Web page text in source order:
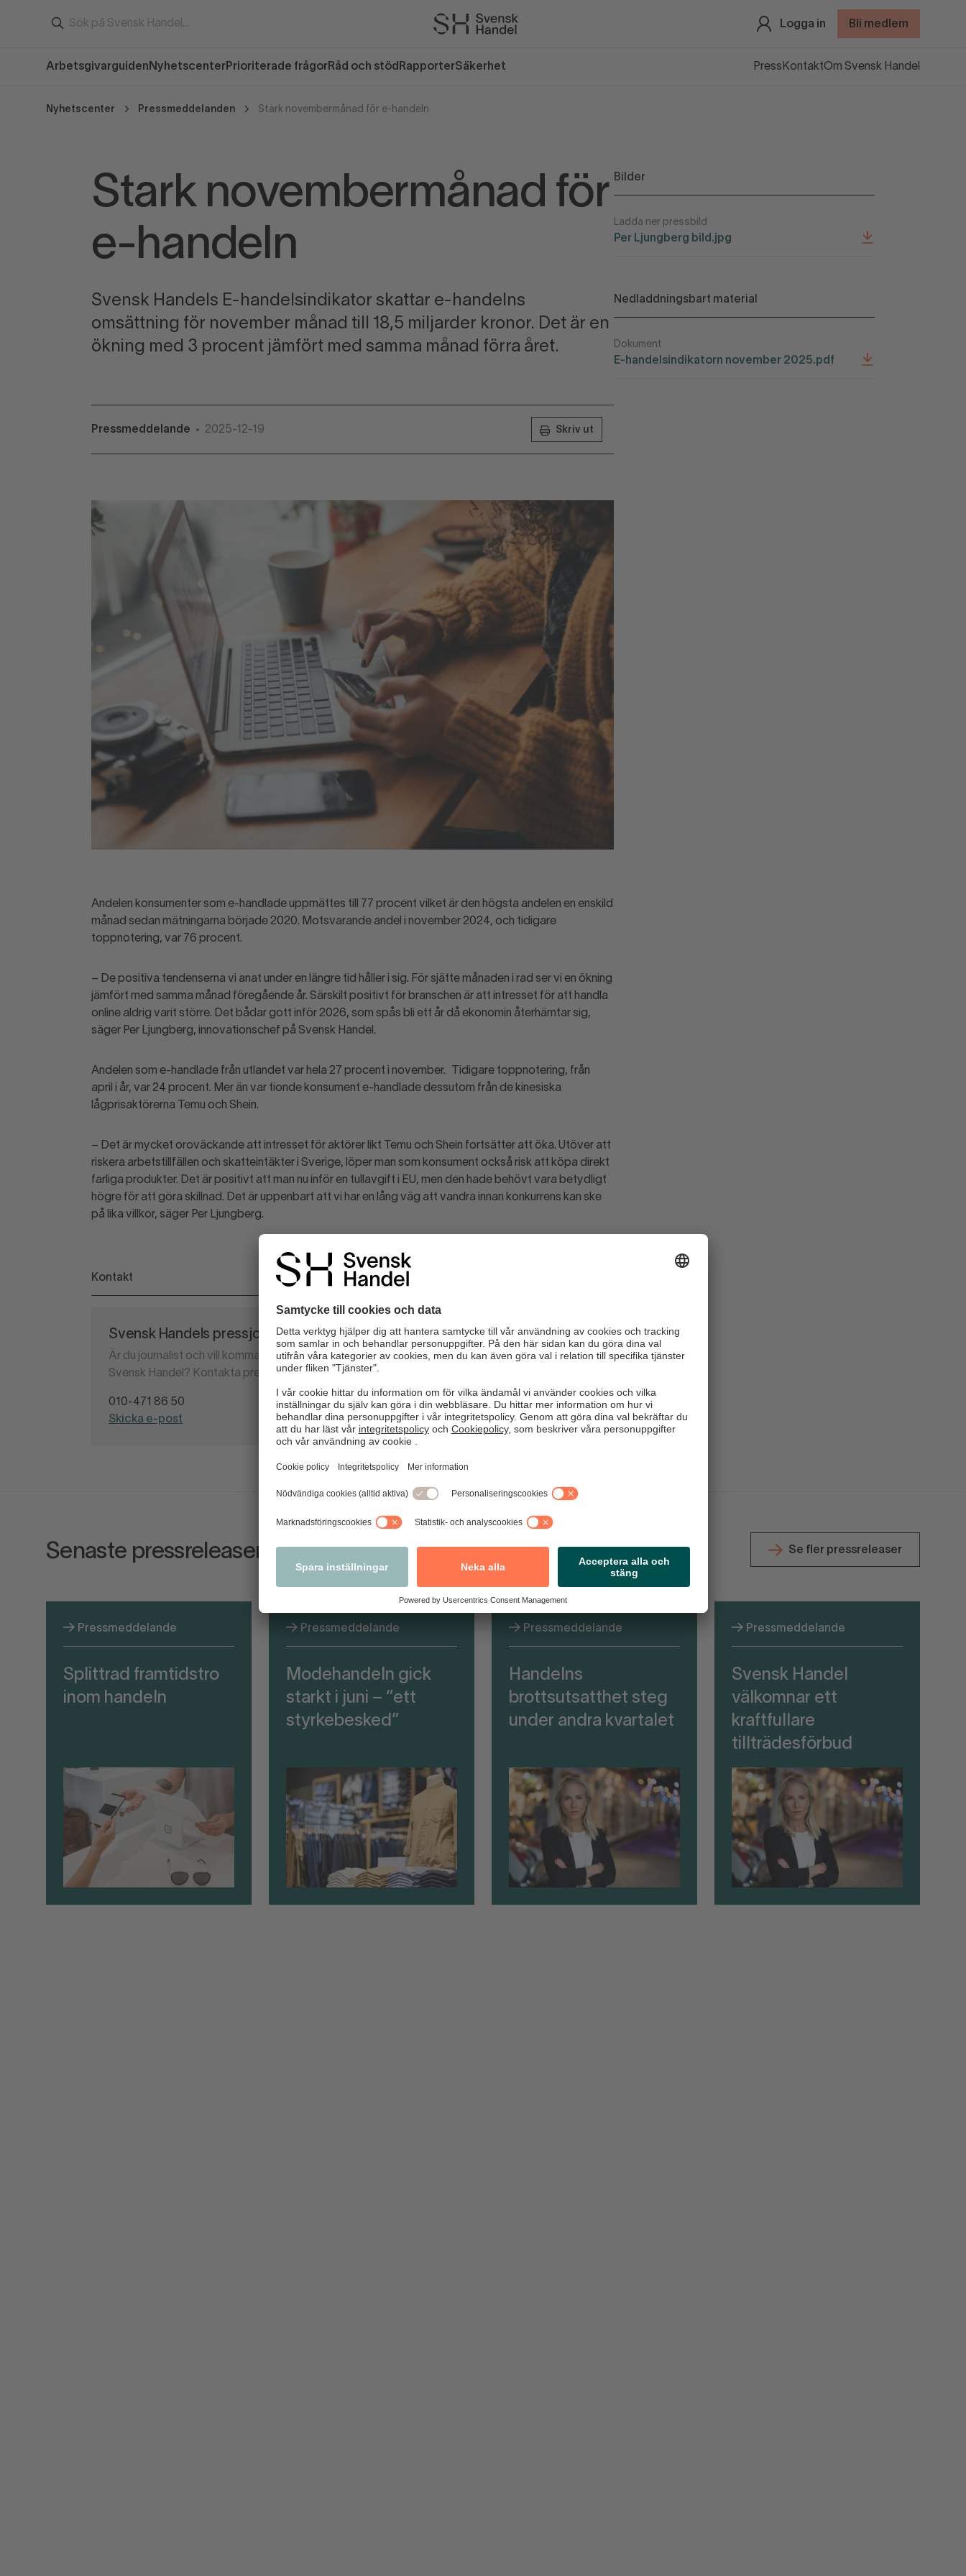
Logga in Bli medlem
Arbetsgivarguiden Nyhetscenter Prioriterade frågor Råd och stöd RapporterSäkerhet Press KontaktOm Svensk Handel
Nyhetscenter Pressmeddelanden Stark novembermånad för e-handeln
Stark novembermånad för
e-handeln
Svensk Handels E-handelsindikator skattar e-handelns
omsättning för november månad till 18,5 miljarder kronor. Det är en
ökning med 3 procent jämfört med samma månad förra året.
Pressmeddelande • 2025-12-19 Skriv ut
Andelen konsumenter som e-handlade uppmättes till 77 procent vilket är den högsta andelen en enskild
månad sedan mätningarna började 2020. Motsvarande andel i november 2024, och tidigare
toppnotering, var 76 procent.
– De positiva tendenserna vi anat under en längre tid håller i sig. För sjätte månaden i rad ser vi en ökning
jämfört med samma månad föregående år. Särskilt positivt för branschen är att intresset för att handla
online aldrig varit större. Det bådar gott inför 2026, som spås bli ett år då ekonomin återhämtar sig,
säger Per Ljungberg, innovationschef på Svensk Handel.
Andelen som e-handlade från utlandet var hela 27 procent i november. Tidigare toppnotering, från
april i år, var 24 procent. Mer än var tionde konsument e-handlade dessutom från de kinesiska
lågprisaktörerna Temu och Shein.
– Det är mycket oroväckande att intresset för aktörer likt Temu och Shein fortsätter att öka. Utöver att
riskera arbetstillfällen och skatteintäkter i Sverige, löper man som konsument också risk att köpa direkt
farliga produkter. Det är positivt att man nu inför en tullavgift i EU, men den hade behövt vara betydligt
högre för att göra skillnad. Det är uppenbart att vi har en lång väg att vandra innan konkurrens kan ske
på lika villkor, säger Per Ljungberg.
Kontakt
Svensk Handels pressjour
Är du journalist och vill komma i kontakt med någon på
Svensk Handel? Kontakta pressjouren.
010-471 86 50
Skicka e-post
Bilder
Ladda ner pressbild
Per Ljungberg bild.jpg
Nedladdningsbart material
Dokument
E-handelsindikatorn november 2025.pdf
Senaste pressreleaser Se fler pressreleaser
Pressmeddelande
Splittrad framtidstro
inom handeln
Pressmeddelande
Modehandeln gick
starkt i juni – ”ett
styrkebesked”
Pressmeddelande
Handelns
brottsutsatthet steg
under andra kvartalet
Pressmeddelande
Svensk Handel
välkomnar ett
kraftfullare
tillträdesförbud